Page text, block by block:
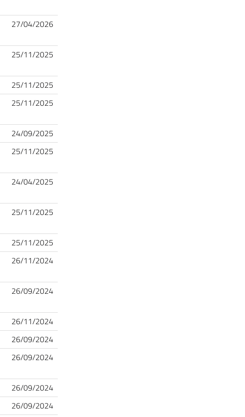
27/04/2026
25/11/2025
25/11/2025
25/11/2025
24/09/2025
25/11/2025
24/04/2025
25/11/2025
25/11/2025
26/11/2024
26/09/2024
26/11/2024
26/09/2024
26/09/2024
26/09/2024
26/09/2024